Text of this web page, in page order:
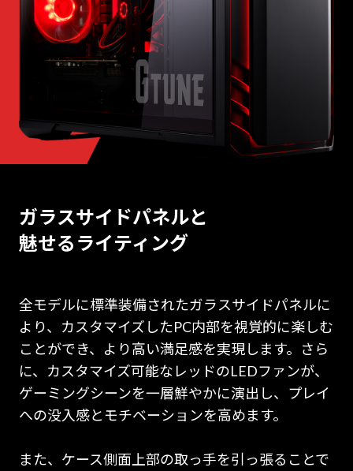
ガラスサイドパネルと
魅せるライティング
全モデルに標準装備されたガラスサイドパネルに
より、カスタマイズしたPC内部を視覚的に楽しむ
ことができ、より高い満足感を実現します。さら
に、カスタマイズ可能なレッドのLEDファンが、
ゲーミングシーンを一層鮮やかに演出し、プレイ
への没入感とモチベーションを高めます。
また、ケース側面上部の取っ手を引っ張ることで